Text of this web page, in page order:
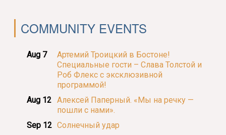
COMMUNITY EVENTS
Aug 7
Артемий Троицкий в Бостоне!
Специальные гости – Слава Толстой и
Роб Флекс с эксклюзивной
программой!
Aug 12 Алексей Паперный. «Мы на речку —
пошли с нами».
Sep 12 Солнечный удар